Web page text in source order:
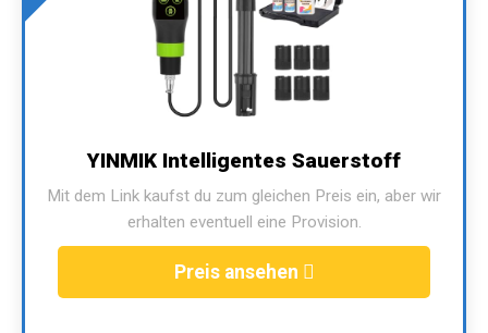
YINMIK Intelligentes Sauerstoff
Mit dem Link kaufst du zum gleichen Preis ein, aber wir
erhalten eventuell eine Provision.
Preis ansehen